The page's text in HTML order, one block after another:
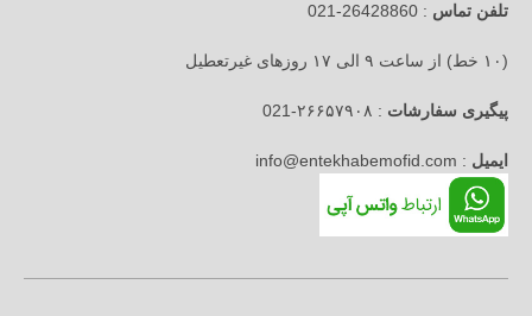
تلفن تماس : 26428860-021
(۱۰ خط) از ساعت ۹ الی ۱۷ روزهای غیرتعطیل
پیگیری سفارشات : ۲۶۶۵۷۹۰۸-021
ایمیل : info@entekhabemofid.com